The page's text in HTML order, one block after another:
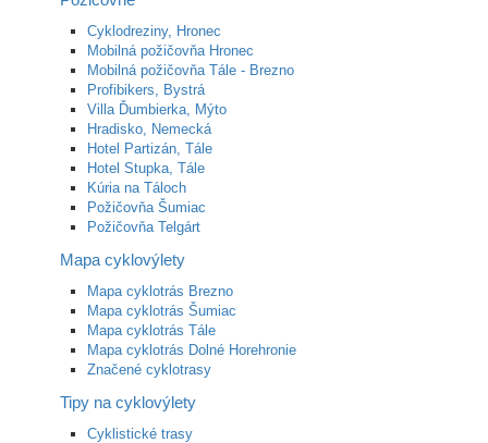
Cyklodreziny, Hronec
Mobilná požičovňa Hronec
Mobilná požičovňa Tále - Brezno
Profibikers, Bystrá
Villa Ďumbierka, Mýto
Hradisko, Nemecká
Hotel Partizán, Tále
Hotel Stupka, Tále
Kúria na Táloch
Požičovňa Šumiac
Požičovňa Telgárt
Mapa cyklovýlety
Mapa cyklotrás Brezno
Mapa cyklotrás Šumiac
Mapa cyklotrás Tále
Mapa cyklotrás Dolné Horehronie
Značené cyklotrasy
Tipy na cyklovýlety
Cyklistické trasy